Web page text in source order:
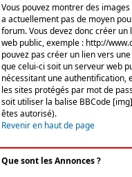
Vous pouvez montrer des
a actuellement pas de moyen
forum. Vous devez donc créer
web public, exemple : http://
pouvez pas créer un lien vers
que celui-ci soit un serveur web
nécessitant une authentification,
les sites protégés par mot de
soit utiliser la balise BBCode
êtes autorisé).
Revenir en haut de page
Que sont les Annonces ?